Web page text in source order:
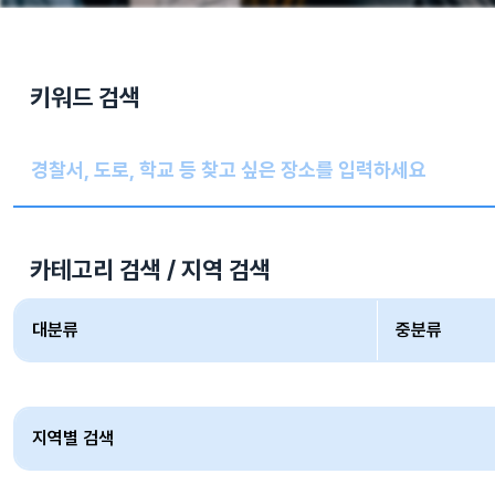
키워드 검색
카테고리 검색 / 지역 검색
대분류 중분류
지역별 검색